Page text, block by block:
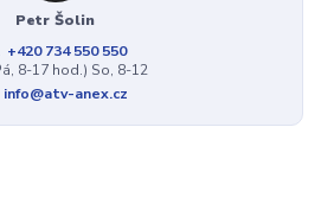
Petr Šolin
+420 734 550 550
8-17 hod.) So, 8-12
info@atv-anex.cz